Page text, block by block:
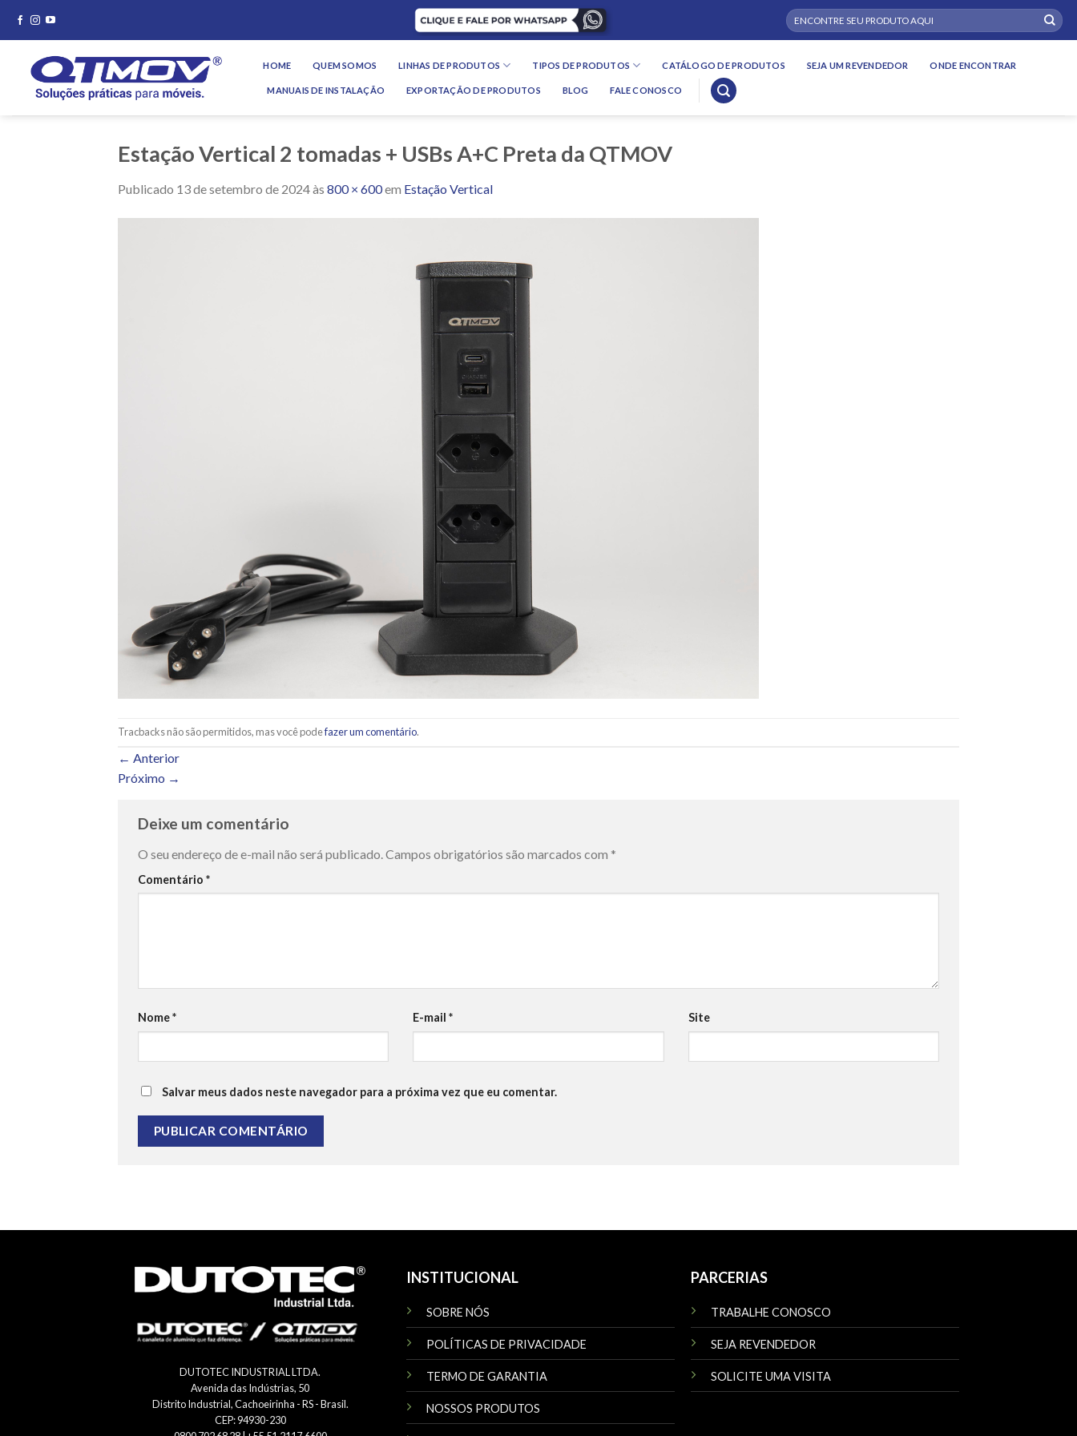
Pesquisar
por:
HOME QUEM SOMOS LINHAS DE PRODUTOS TIPOS DE PRODUTOS CATÁLOGO DE PRODUTOS SEJA UM REVENDEDOR ONDE ENCONTRAR
MANUAIS DE INSTALAÇÃO EXPORTAÇÃO DE PRODUTOS BLOG FALE CONOSCO
Estação Vertical 2 tomadas + USBs A+C Preta da QTMOV
Publicado 13 de setembro de 2024às 800 × 600em Estação Vertical
Tracbacks não são permitidos, mas você podefazer um comentário.
← Anterior
Próximo →
Deixe um comentário
O seu endereço de e-mail não será publicado. Campos obrigatórios são marcados com *
Comentário *
Nome* E-mail* Site
Salvar meus dados neste navegador para a próxima vez que eu comentar.
DUTOTEC INDUSTRIAL LTDA.
Avenida das Indústrias, 50
Distrito Industrial, Cachoeirinha - RS - Brasil.
CEP: 94930-230
INSTITUCIONAL
SOBRE NÓS
POLÍTICAS DE PRIVACIDADE
TERMO DE GARANTIA
NOSSOS PRODUTOS
PARCERIAS
TRABALHE CONOSCO
SEJA REVENDEDOR
SOLICITE UMA VISITA